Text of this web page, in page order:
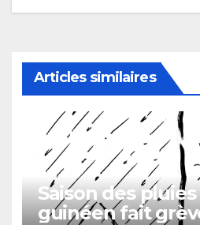
Articles similaires
Saison des
guinéen fait